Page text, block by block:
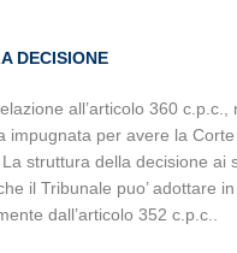
DECISIONE
all’articolo 360
per avere la
struttura della decisione
il Tribunale puo’ adottare
dall’articolo 352 c.p.c..